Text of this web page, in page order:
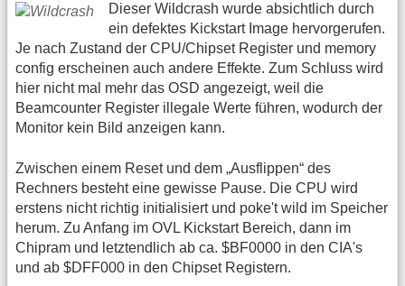
Dieser Wildcrash wurde absichtlich durch
ein defektes Kickstart Image hervorgerufen.
Je nach Zustand der CPU/Chipset Register und memory
config erscheinen auch andere Effekte. Zum Schluss wird
hier nicht mal mehr das OSD angezeigt, weil die
Beamcounter Register illegale Werte führen, wodurch der
Monitor kein Bild anzeigen kann.
Zwischen einem Reset und dem „Ausflippen“ des
Rechners besteht eine gewisse Pause. Die CPU wird
erstens nicht richtig initialisiert und poke't wild im Speicher
herum. Zu Anfang im OVL Kickstart Bereich, dann im
Chipram und letztendlich ab ca. $BF0000 in den CIA's
und ab $DFF000 in den Chipset Registern.